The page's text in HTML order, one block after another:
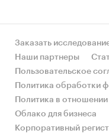
Заказать
Наши партнеры
Пользовательское
Политика обработки
Политика в
Облако для бизнеса
Корпоративный